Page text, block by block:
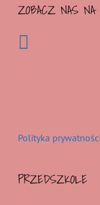
ZOBACZ NAS NA
Polityka prywatności
PRZEDSZKOLE